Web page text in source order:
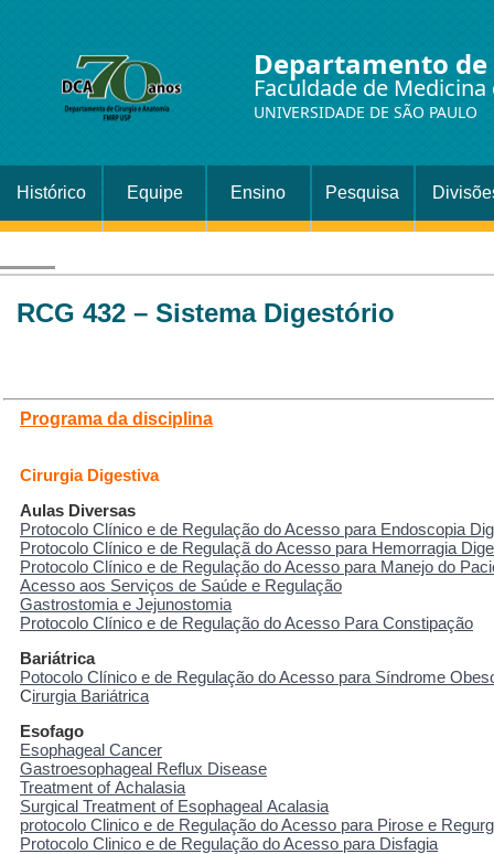
Departamento
Faculdade de
UNIVERSIDADE DE SÃO PAULO
Histórico Equipe Ensino Pesquisa
RCG 432 – Sistema Digestório
Programa da disciplina
Cirurgia Digestiva
Aulas Diversas
Protocolo Clínico e de Regulação do Acesso para Endoscopia
Protocolo Clínico e de Regulaçã do Acesso para Hemorragia
Protocolo Clínico e de Regulação do Acesso para Manejo do
Acesso aos Serviços de Saúde e Regulação
Gastrostomia e Jejunostomia
Protocolo Clínico e de Regulação do Acesso Para Constipação
Bariátrica
Potocolo Clínico e de Regulação do Acesso para Síndrome
Cirurgia Bariátrica
Esofago
Esophageal Cancer
Gastroesophageal Reflux Disease
Treatment of Achalasia
Surgical Treatment of Esophageal Acalasia
protocolo Clinico e de Regulação do Acesso para Pirose e
Protocolo Clinico e de Regulação do Acesso para Disfagia